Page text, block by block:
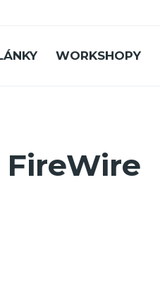
WORKSHOPY
FireWire